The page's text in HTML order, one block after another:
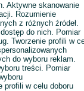
Aktywne skanowanie
Rozumienie
z różnych źródeł.
do nich. Pomiar
Tworzenie profili w
do wyboru reklam.
treści. Pomiar
profili w celu doboru